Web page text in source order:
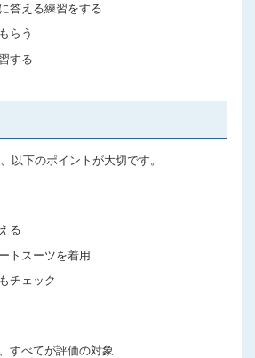
答える練習をする
らう
する
以下のポイントが大切です。
る
トスーツを着用
チェック
すべてが評価の対象